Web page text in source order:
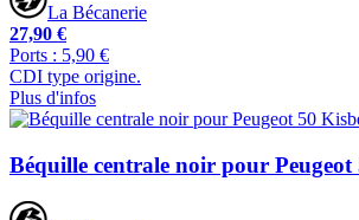
La Bécanerie
27,90 €
Ports : 5,90 €
CDI type origine.
Plus d'infos
Béquille centrale noir pour Peugeot